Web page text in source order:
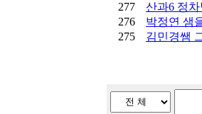
277
산과6 정
276
박정연 샘
275
김민경쌤